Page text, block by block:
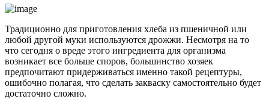
Традиционно для приготовления хлеба из пшеничной или
любой другой муки используются дрожжи. Несмотря на то
что сегодня о вреде этого ингредиента для организма
возникает все больше споров, большинство хозяек
предпочитают придерживаться именно такой рецептуры,
ошибочно полагая, что сделать закваску самостоятельно будет
достаточно сложно.